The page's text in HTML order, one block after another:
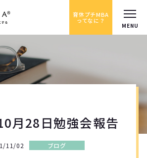
育休プチMBA
ってなに？
月28日勉強会報告
11/02 ブログ